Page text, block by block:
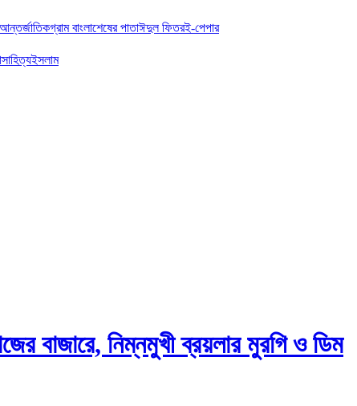
আন্তর্জাতিকগ্রাম বাংলাশেষের পাতাঈদুল ফিতরই-পেপার
সাহিত্যইসলাম
বাজারে, নিম্নমুখী ব্রয়লার মুরগি ও ডিম